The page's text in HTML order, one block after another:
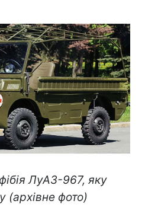
ЛуАЗ-967, яку
(архівне фото)